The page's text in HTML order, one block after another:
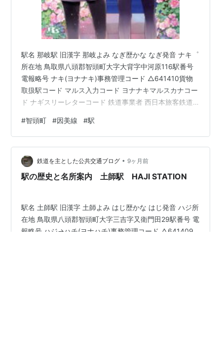
駅名 那岐駅 旧漢字 那岐よみ なぎ歴かな なぎ発音 ナキ゜
所在地 鳥取県八頭郡智頭町大字大背字中河原116駅番号
電報略号 ナキ(ヨナナキ)事務管理コード △641410貨物
取扱駅コード マルス入力コード ヨナナキマルスカナコー
ド ナギスリーレターコード 鉄道事業者 西日本旅客鉄道
鳥取起点 38.5km 名所案内標記載事項(国鉄営業局昭和
30年4月) 記載なし 歴史1932年(昭和7)7月1日 鉄道省因
美線智頭～美作河井間延伸時に開設。当時の所在地は鳥
取県八頭郡那岐村大字大背字中河原であった。1935年(昭
和10)2月20日 那岐村が智…
#智頭町 #因美線 #駅
鉄道を主とした公共交通ブログ • 9ヶ月前
駅の歴史と名所案内 土師駅 HAJI STATION